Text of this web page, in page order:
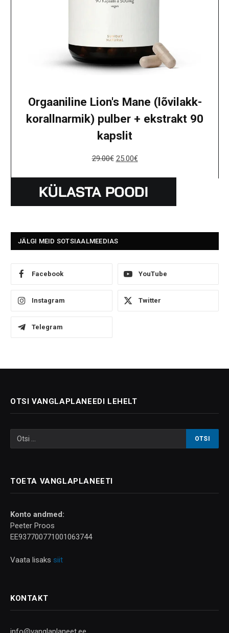
Orgaaniline Lion's Mane (lõvilakk-
korallnarmik) pulber + ekstrakt 90
kapslit
29.00€ 25.00€
JÄLGI MEID SOTSIAALMEEDIAS
Facebook YouTube
Instagram Twitter
Telegram
OTSI VANGLAPLANEEDI LEHELT
TOETA VANGLAPLANEETI
Konto andmed:
Peeter Proos
EE937700771001063744
Vaata lisaks siit
KONTAKT